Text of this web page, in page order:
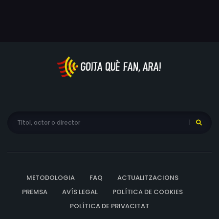
METODOLOGIA FAQ
ACTUALITZACIONS
PREMSA
AVÍS LEGAL
POLÍTICA DE COOKIES
POLÍTICA DE PRIVACITAT